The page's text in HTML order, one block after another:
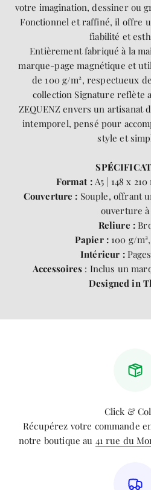
votre imagination, dessiner ou
Fonctionnel et raffiné, il offre
fiabilité et
Entièrement fabriqué à la
marque-page magnétique et
de 100 g/m², respectueux
collection Signature reflète
ZEQUENZ envers un artisanat
intemporel, pensé pour
style et
SPÉ
Format : A5 | 148 x
Couverture : Souple, offrant
ouverture à
Reliure :
Papier : 100 g/
Intérieur :
Accessoires : Inclus un
Designed in
Click &
Récupérez votre commande
notre boutique au 41 rue du